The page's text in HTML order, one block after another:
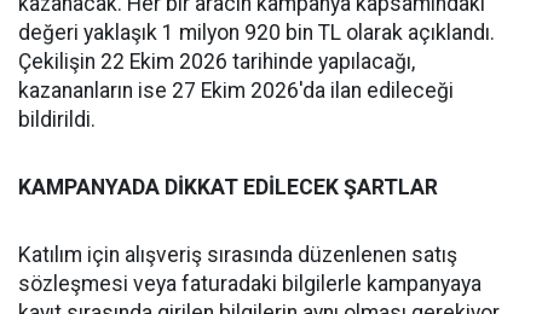
değeri yaklaşık 1 milyon 920 bin TL olarak açıklandı.
Çekilişin 22 Ekim 2026 tarihinde yapılacağı,
kazananların ise 27 Ekim 2026'da ilan edileceği
bildirildi.
KAMPANYADA DİKKAT EDİLECEK ŞARTLAR
Katılım için alışveriş sırasında düzenlenen satış
sözleşmesi veya faturadaki bilgilerle kampanyaya